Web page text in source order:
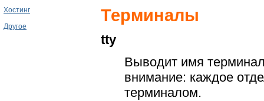
Хостинг
Другое
Терминалы
tty
Выводит имя
внимание: каждое
терминалом.